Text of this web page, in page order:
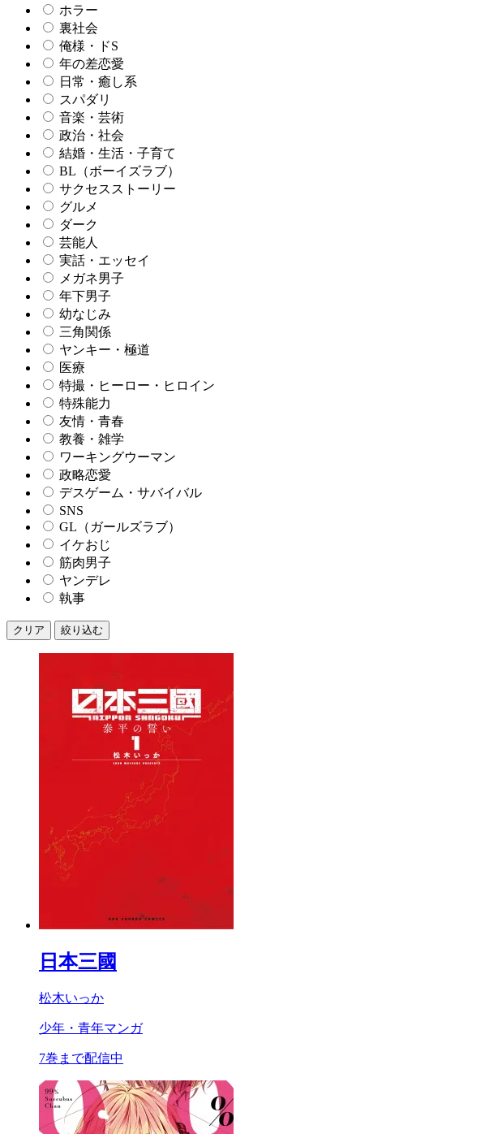
ホラー
裏社会
俺様・ドS
年の差恋愛
日常・癒し系
スパダリ
音楽・芸術
政治・社会
結婚・生活・子育て
BL（ボーイズラブ）
サクセスストーリー
グルメ
ダーク
芸能人
実話・エッセイ
メガネ男子
年下男子
幼なじみ
三角関係
ヤンキー・極道
医療
特撮・ヒーロー・ヒロイン
特殊能力
友情・青春
教養・雑学
ワーキングウーマン
政略恋愛
デスゲーム・サバイバル
SNS
GL（ガールズラブ）
イケおじ
筋肉男子
ヤンデレ
執事
クリア 絞り込む
日本三國
松木いっか
少年・青年マンガ
7巻まで配信中